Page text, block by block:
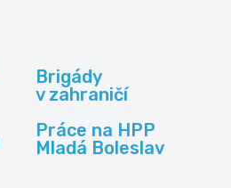
Brigády
v zahraničí
Práce na HPP
Mladá Boleslav